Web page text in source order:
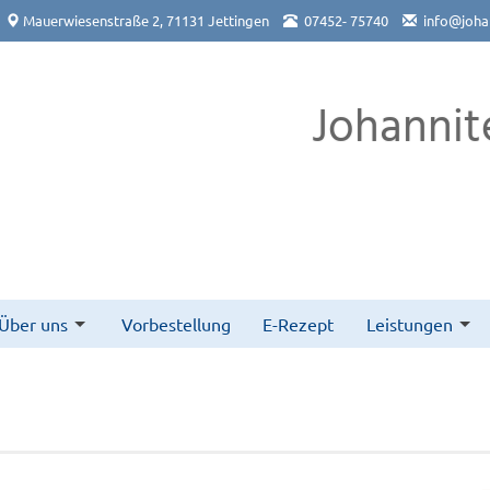
Mauerwiesenstraße 2, 71131 Jettingen 07452- 75740
uns Vorbestellung E-Rezept Leistungen